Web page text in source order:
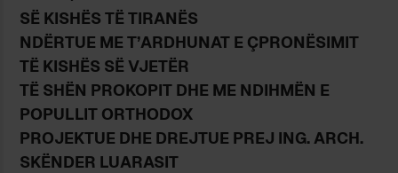
SË KISHËS TË TIRANËS
NDËRTUE ME T’ARDHUNAT E ÇPRONËSIMIT
TË KISHËS SË VJETËR
TË SHËN PROKOPIT DHE ME NDIHMËN E
POPULLIT ORTHODOX
PROJEKTUE DHE DREJTUE PREJ ING. ARCH.
SKËNDER LUARASIT